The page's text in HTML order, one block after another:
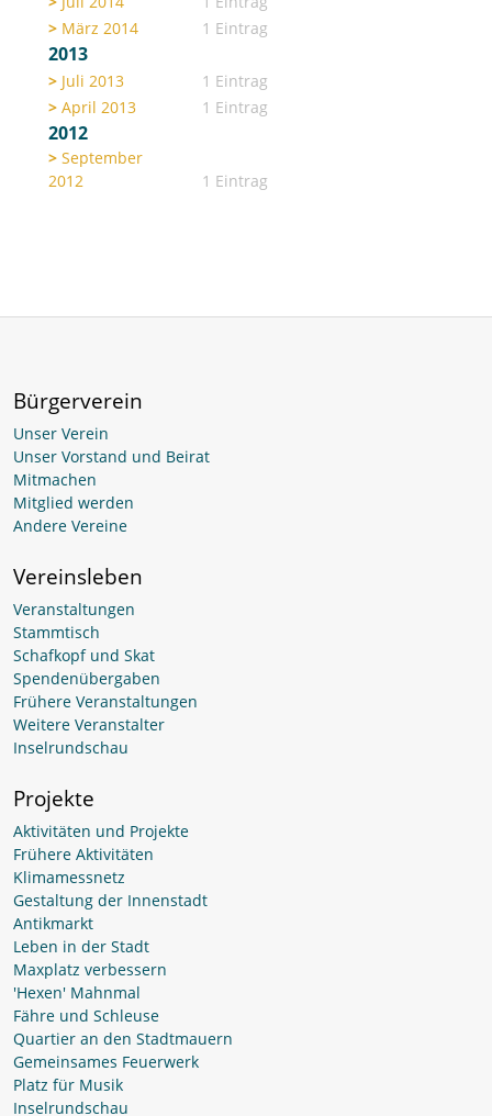
März 2014
1 Eintrag
2013
Juli 2013
1 Eintrag
April 2013
1 Eintrag
2012
September
2012
1 Eintrag
Bürgerverein
Unser Verein
Unser Vorstand und Beirat
Mitmachen
Mitglied werden
Andere Vereine
Vereinsleben
Veranstaltungen
Stammtisch
Schafkopf und Skat
Spendenübergaben
Frühere Veranstaltungen
Weitere Veranstalter
Inselrundschau
Projekte
Aktivitäten und Projekte
Frühere Aktivitäten
Klimamessnetz
Gestaltung der Innenstadt
Antikmarkt
Leben in der Stadt
Maxplatz verbessern
'Hexen' Mahnmal
Fähre und Schleuse
Quartier an den Stadtmauern
Gemeinsames Feuerwerk
Platz für Musik
Inselrundschau